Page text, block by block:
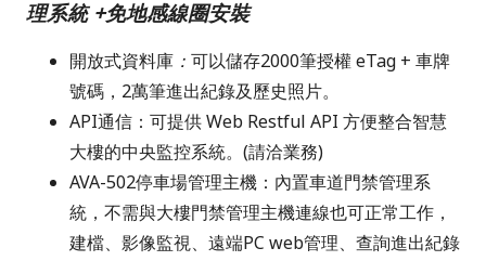
理系統 +免地感線圈安裝
開放式資料庫 ： 可以儲存2000筆授權 eTag + 車牌
號碼，2萬筆進出紀錄及歷史照片。
API通信：可提供 Web Restful API 方便整合智慧
大樓的中央監控系統。(請洽業務)
AVA-502停車場管理主機：內置車道門禁管理系
統，不需與大樓門禁管理主機連線也可正常工作，
建檔、影像監視、遠端PC web管理、查詢進出紀錄